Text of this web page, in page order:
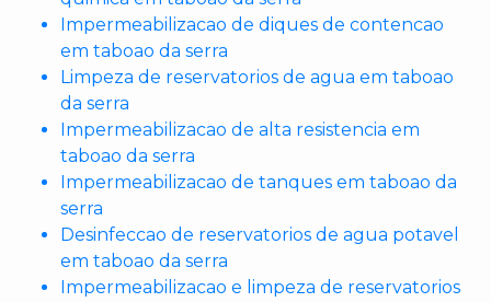
Impermeabilizacao de diques de contencao
em taboao da serra
Limpeza de reservatorios de agua em taboao
da serra
Impermeabilizacao de alta resistencia em
taboao da serra
Impermeabilizacao de tanques em taboao da
serra
Desinfeccao de reservatorios de agua potavel
em taboao da serra
Impermeabilizacao e limpeza de reservatorios